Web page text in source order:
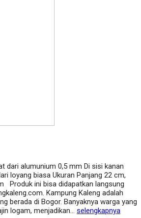
dari alumunium 0,5 mm Di sisi kanan
loyang biasa Ukuran Panjang 22 cm,
Produk ini bisa didapatkan langsung
Kampung Kaleng adalah
berada di Bogor. Banyaknya warga yang
logam, menjadikan… selengkapnya